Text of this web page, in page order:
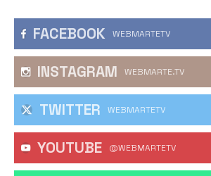
FACEBOOK WEBMARTETV
INSTAGRAM WEBMARTE.TV
TWITTER WEBMARTETV
YOUTUBE @WEBMARTETV